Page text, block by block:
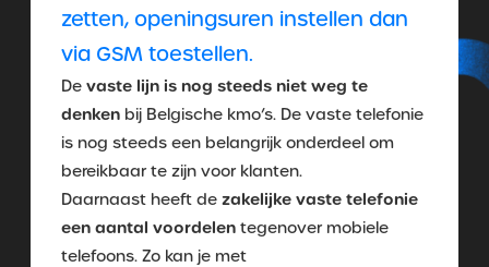
zetten, openingsuren instellen dan
via GSM toestellen.
De vaste lijn is nog steeds niet weg te
denken bij Belgische kmo’s. De vaste telefonie
is nog steeds een belangrijk onderdeel om
bereikbaar te zijn voor klanten.
Daarnaast heeft de zakelijke vaste telefonie
een aantal voordelen tegenover mobiele
telefoons. Zo kan je met